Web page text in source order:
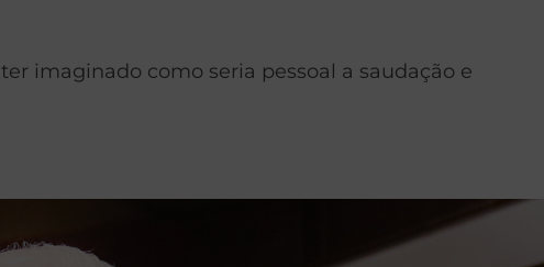
imaginado como seria pessoal a saudação e